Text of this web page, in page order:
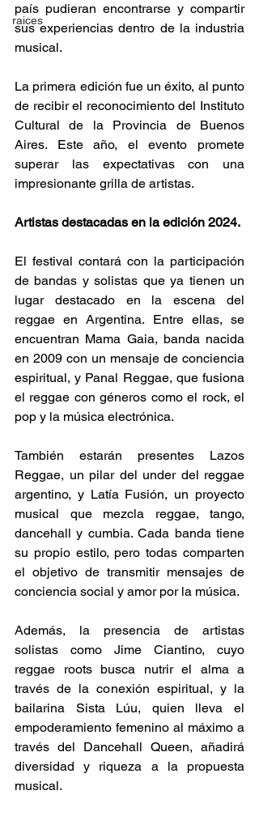
raices
país pudieran encontrarse y compartir
sus experiencias dentro de la industria
musical.
La primera edición fue un éxito, al punto
de recibir el reconocimiento del Instituto
Cultural de la Provincia de Buenos
Aires. Este año, el evento promete
superar las expectativas con una
impresionante grilla de artistas.
Artistas destacadas en la edición 2024.
El festival contará con la participación
de bandas y solistas que ya tienen un
lugar destacado en la escena del
reggae en Argentina. Entre ellas, se
encuentran Mama Gaia, banda nacida
en 2009 con un mensaje de conciencia
espiritual, y Panal Reggae, que fusiona
el reggae con géneros como el rock, el
pop y la música electrónica.
También estarán presentes Lazos
Reggae, un pilar del under del reggae
argentino, y Latía Fusión, un proyecto
musical que mezcla reggae, tango,
dancehall y cumbia. Cada banda tiene
su propio estilo, pero todas comparten
el objetivo de transmitir mensajes de
conciencia social y amor por la música.
Además, la presencia de artistas
solistas como Jime Ciantino, cuyo
reggae roots busca nutrir el alma a
través de la conexión espiritual, y la
bailarina Sista Lúu, quien lleva el
empoderamiento femenino al máximo a
través del Dancehall Queen, añadirá
diversidad y riqueza a la propuesta
musical.